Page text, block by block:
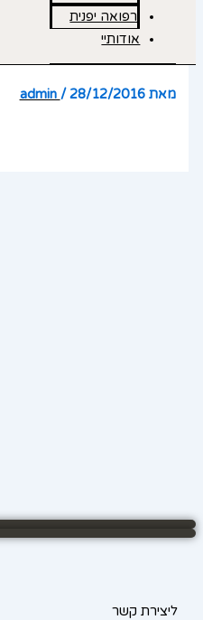
רפואה יפנית
אודותיי
מאת admin/28/12/2016
ליצירת קשר